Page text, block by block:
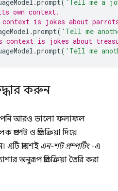
.prompt( 'Tell me a
own context.
is jokes about
.prompt( 'Tell me
context is jokes about
.prompt( 'Tell me
করুন
আরও ভালো ফলাফল
ও প্রতিক্রিয়া দিয়ে
এটি প্রায়শই এন-শট প্রম্পটিং-এ
অনুরূপ প্রতিক্রিয়া তৈরি করা